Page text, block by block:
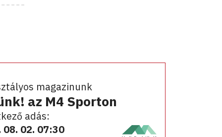
magazinunk
az M4 Sporton
adás:
08. 02. 07:30